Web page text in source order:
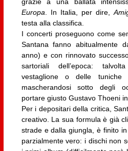
grazie a una ballata
Europa. In Italia, per dire,
testa alla classifica.
I concerti proseguono come
Santana fanno abitualmente
anno) e con rinnovato
sartoriali dell’epoca:
vestaglione o delle tuniche
mascherandosi sotto degli
portare giusto Gustavo Thoeni
Per i depositari della critica,
creativo. La sua formula è già
strade e dalla giungla, è finito
parzialmente vero: i dischi non